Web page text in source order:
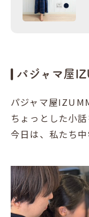
パジャマ屋
パジャマ屋
ちょっとした小
今日は、私たち